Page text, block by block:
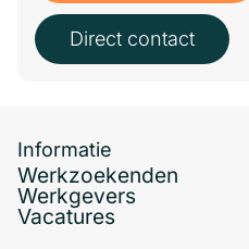
Direct contact
Informatie
Werkzoekenden
Werkgevers
Vacatures